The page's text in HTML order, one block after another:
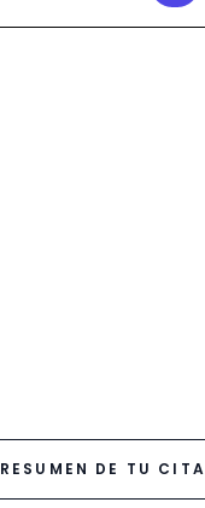
RESUMEN DE TU CITA